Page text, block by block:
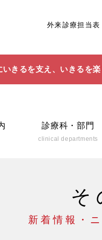
外来診療担当表
いきるを支え、いきるを
診療科・部門
clinical departments
そ
新着情報・